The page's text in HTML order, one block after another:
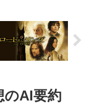
のAI要約